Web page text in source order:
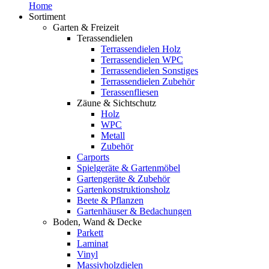
Home
Sortiment
Garten & Freizeit
Terassendielen
Terrassendielen Holz
Terrassendielen WPC
Terrassendielen Sonstiges
Terrassendielen Zubehör
Terassenfliesen
Zäune & Sichtschutz
Holz
WPC
Metall
Zubehör
Carports
Spielgeräte & Gartenmöbel
Gartengeräte & Zubehör
Gartenkonstruktionsholz
Beete & Pflanzen
Gartenhäuser & Bedachungen
Boden, Wand & Decke
Parkett
Laminat
Vinyl
Massivholzdielen